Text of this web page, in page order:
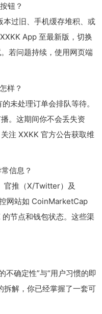
钮？
过旧、手机缓存堆积、或
App 至最新版，切换
若问题持续，使用网页端
样？
未处理订单会排队等待。
。这期间你不会丢失资
注 XXKK 官方公告获取维
信息？
官推（X/Twitter）及
网站如 CoinMarketCap
节点和钱包状态。这些渠
不确定性”与“用户习惯的即
拆解，你已经掌握了一套可